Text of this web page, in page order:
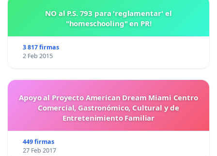
NO al P.S. 793 para 'reglamentar' el
"homeschooling" en PR!
3 817 firmas
2 Feb 2015
Apoyo al Proyecto American Dream Miami Centro
Comercial, Gastronómico, Cultural y de
Entretenimiento Familiar
449 firmas
27 Feb 2017